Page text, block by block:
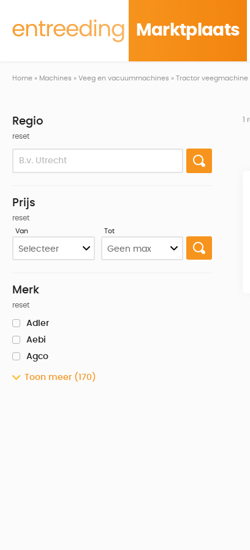
Marktplaats
Home » Machines » Veeg en vacuummachines » Tractor veegmachine
Regio
reset
Prijs
reset
Van Tot
Merk
reset
Adler
Aebi
Agco
Toon meer (170)
1